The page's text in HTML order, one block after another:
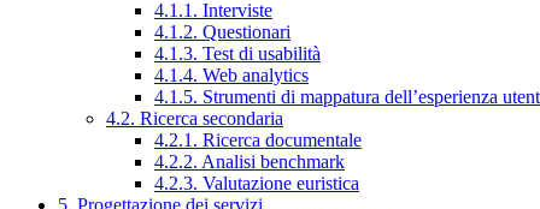
4.1.1. Interviste
4.1.2. Questionari
4.1.3. Test di usabilità
4.1.4. Web analytics
4.1.5. Strumenti di mappatura dell’esperienza
4.2. Ricerca secondaria
4.2.1. Ricerca documentale
4.2.2. Analisi benchmark
4.2.3. Valutazione euristica
5. Progettazione dei servizi